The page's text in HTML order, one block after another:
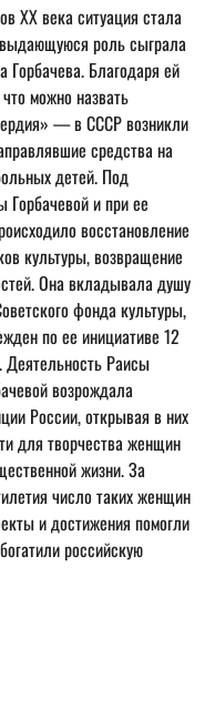
ХХ века ситуация стала
роль сыграла
Благодаря ей
можно назвать
— в СССР возникли
средства на
детей. Под
Горбачевой и при ее
восстановление
культуры, возвращение
Она вкладывала душу
фонда культуры,
по ее инициативе 12
Деятельность Раисы
возрождала
России, открывая в них
для творчества женщин
жизни. За
число таких женщин
и достижения помогли
российскую